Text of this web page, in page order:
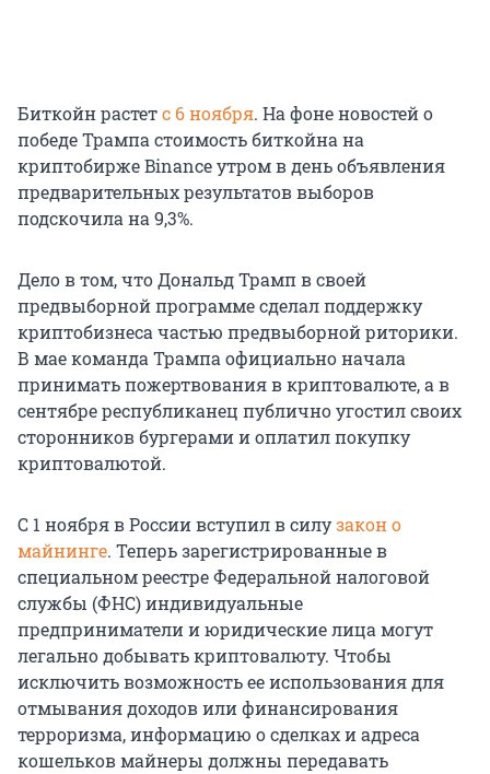
Биткойн растетс 6 ноября. На фоне новостей о
победе Трампа стоимость биткойна на
криптобирже Binance утром в день объявления
предварительных результатов выборов
подскочила на 9,3%.
Дело в том, что Дональд Трамп в своей
предвыборной программе сделал поддержку
криптобизнеса частью предвыборной риторики.
В мае команда Трампа официально начала
принимать пожертвования в криптовалюте, а в
сентябре республиканец публично угостил своих
сторонников бургерами и оплатил покупку
криптовалютой.
С 1 ноября в России вступил в силузакон о
майнинге. Теперь зарегистрированные в
специальном реестре Федеральной налоговой
службы (ФНС) индивидуальные
предприниматели и юридические лица могут
легально добывать криптовалюту. Чтобы
исключить возможность ее использования для
отмывания доходов или финансирования
терроризма, информацию о сделках и адреса
кошельков майнеры должны передавать